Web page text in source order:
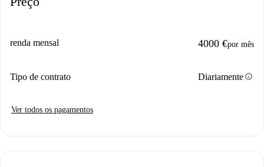
renda mensal 4000 €por mês
Tipo de contrato Diariamenteinfo
Ver todos os pagamentos